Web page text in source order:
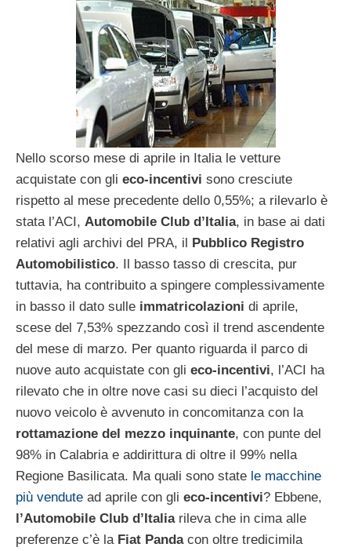
Nello scorso mese di aprile in Italia le vetture
acquistate con gli eco-incentivi sono cresciute
rispetto al mese precedente dello 0,55%; a rilevarlo è
stata l’ACI, Automobile Club d’Italia, in base ai dati
relativi agli archivi del PRA, il Pubblico Registro
Automobilistico. Il basso tasso di crescita, pur
tuttavia, ha contribuito a spingere complessivamente
in basso il dato sulle immatricolazioni di aprile,
scese del 7,53% spezzando così il trend ascendente
del mese di marzo. Per quanto riguarda il parco di
nuove auto acquistate con gli eco-incentivi, l’ACI ha
rilevato che in oltre nove casi su dieci l’acquisto del
nuovo veicolo è avvenuto in concomitanza con la
rottamazione del mezzo inquinante, con punte del
98% in Calabria e addirittura di oltre il 99% nella
Regione Basilicata. Ma quali sono state le macchine
più vendute ad aprile con gli eco-incentivi? Ebbene,
l’Automobile Club d’Italiarileva che in cima alle
preferenze c’è la Fiat Pandacon oltre tredicimila